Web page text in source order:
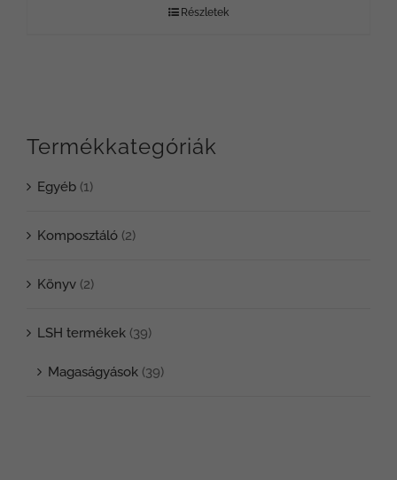
Részletek
Termékkategóriák
Egyéb (1)
Komposztáló (2)
Könyv (2)
LSH termékek (39)
Magaságyások (39)